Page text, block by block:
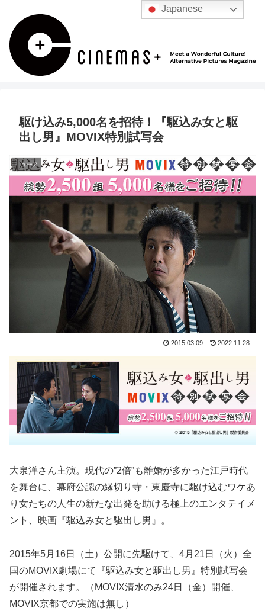
駆け込み5,000名を招待！『駆込み女と駆
出し男』MOVIX特別試写会
ニュース
2015.03.09 2022.11.28
大泉洋さん主演。現代の”2倍”も離婚が多かった江戸時代
を舞台に、幕府公認の縁切り寺・東慶寺に駆け込むワケあ
り女たちの人生の新たな出発を助ける極上のエンタテイメ
ント、映画『駆込み女と駆出し男』。
2015年5月16日（土）公開に先駆けて、4月21日（火）全
国のMOVIX劇場にて『駆込み女と駆出し男』特別試写会
が開催されます。（MOVIX清水のみ24日（金）開催、
MOVIX京都での実施は無し）
Japanese